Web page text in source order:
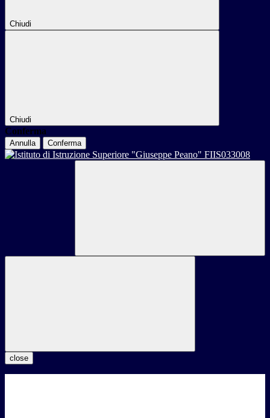
Chiudi
Chiudi
Conferma
Annulla Conferma
close